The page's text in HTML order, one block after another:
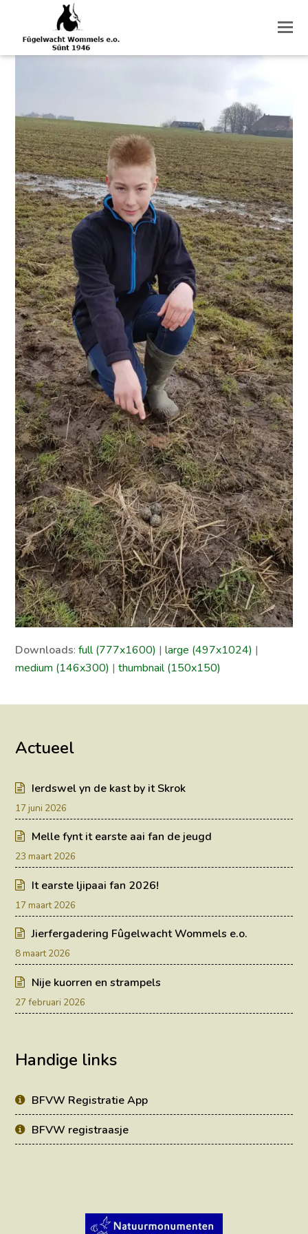
Downloads:full (777x1600) |large (497x1024) |
medium (146x300) |thumbnail (150x150)
Actueel
Ierdswel yn de kast by it Skrok
17 juni 2026
Melle fynt it earste aai fan de jeugd
23 maart 2026
It earste ljipaai fan 2026!
17 maart 2026
Jierfergadering Fûgelwacht Wommels e.o.
8 maart 2026
Nije kuorren en strampels
27 februari 2026
Handige links
BFVW Registratie App
BFVW registraasje